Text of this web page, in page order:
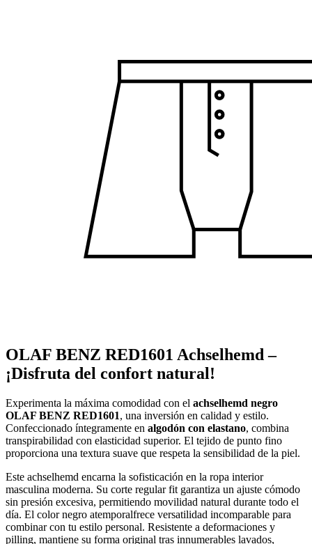
OLAF BENZ RED1601 Achselhemd –
¡Disfruta del confort natural!
Experimenta la máxima comodidad con el achselhemd negro
OLAF BENZ RED1601, una inversión en calidad y estilo.
Confeccionado íntegramente en algodón con elastano, combina
transpirabilidad con elasticidad superior. El tejido de punto fino
proporciona una textura suave que respeta la sensibilidad de la piel.
Este achselhemd encarna la sofisticación en la ropa interior
masculina moderna. Su corte regular fit garantiza un ajuste cómodo
sin presión excesiva, permitiendo movilidad natural durante todo el
día. El color negro atemporalfrece versatilidad incomparable para
combinar con tu estilo personal. Resistente a deformaciones y
pilling, mantiene su forma original tras innumerables lavados,